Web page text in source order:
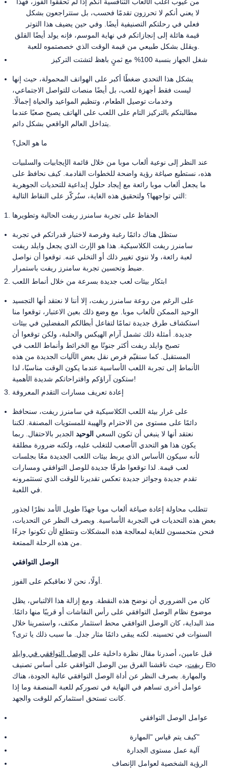
لا يعني أنكم لا تحرزون تقدمًا فحسب، بل ستتراجعون بشكل
فعلي في رحلتكم التصنيفية أيضًا. وفي حين يضيف هذا التوتر
قيمة هائلة إلى إنجازاتكم في نهاية الموسم، فإنه يولد أيضًا القلق
شغل الجهاز بنسبة 100% مع ثمنٍ باهظ لتشتت التركيز
يشكل هذا التحدي ضغطًا أكبر على الهواتف المحمولة، حيث إنها
ليست فقط أجهزة للعب، بل أيضًا منصات للتواصل الاجتماعي،
وخدمات توصيل الطعام، وتنظيم المواعيد والحياة إجمالًا.
مطالبتكم بالتركيز التام على اللعب على الهاتف يصبح صعبًا عندما
ما هو الحل؟
عند النظر إلى نوعية ألعاب موبا من خلال قائمة الإيجابيات والسلبيات
هذه، نستطيع صياغة رؤية واضحة للخطوات القادمة. كيف نحافظ على
ما يجعل ألعاب موبا رائعة مع إيجاد حلول إبداعية للتحديات الجوهرية
التي تواجهها؟ ولتحقيق هذه الغاية، سنُركّز على النقاط التالية:
الحفاظ على تجربة سامنرز ريفت الحالية وتطويرها
ستظل هناك دائمًا رغبة وفرصة لاختبار قدراتكم في تجربة
سامنرز ريفت الكلاسيكية. هذا هو الإرث الذي يجعل وايلد ريفت
لعبة رائعة، ولا ننوي تغيير ذلك أو التخلي عنه. توقعوا أن نواصل
ابتكار بيئات لعب جديدة بسرعة من خلال أنماط اللعب
على الرغم من روعة سامنرز ريفت، إلا أننا لا نعتقد أنها التجسيد
الوحيد الممكن لألعاب موبا. مع وضع ذلك بعين الاعتبار، توقعوا منا
استكشاف طرق جديدة تمامًا لتفاعل أبطالكم المفضلين في بيئات
جديدة. أمثلة ذلك تشمل آرام الهيكس والحلبة، ولكن توقعوا أن
تصبح وايلد ريفت أكثر جنونًا مع الخرائط وأنماط اللعب في
المستقبل. كما سنقيّم فرص نقل بعض الآليات الجديدة من هذه
الأنماط إلى تجربة اللعب الأساسية عندما يكون الوقت مناسبًا، لذا
ستكون آراؤكم واقتراحاتكم شديدة الأهمية!
إعادة تعريف مسارات التقدم المعروفة
على غرار بيئة اللعب الكلاسيكية في سامنرز ريفت، سنحافظ
دائمًا على مستوى من الاحترام والهيبة للمستويات المصنفة. لكننا
نعتقد أنها لا ينبغي أن تكون السعي الوحيد الجدير بالاحتفال. ربما
يكون هذا هو التحدي الأصعب للتغلب عليه، ولكنه ضرورة مطلقة
لأنه سيكون الأساس الذي يربط بيئات اللعب الجديدة معًا بجلسات
لعب قيمة. لذا توقعوا طرقًا جديدة للوصل التوافقي ومسارات
تقدم جديدة وجوائز جديدة تعكس تقديرنا للوقت الذي تستثمرونه
تتطلب محاولة إعادة صياغة ألعاب موبا جهدًا طويل الأمد نظرًا لجذور
بعض هذه التحديات في التجربة الأساسية. وبصرف النظر عن التحديات،
فنحن متحمسون للغاية لمعالجة هذه المشكلات ونتطلع لأن تكونوا جزءًا
الوصل التوافقي
كان من الضروري أن نوضح هذه النقطة. ومع إزالة هذا الالتباس، يظل
موضوع نظام الوصل التوافقي على رأس النقاشات أو قريبًا منها دائمًا.
منذ البداية، كان الوصل التوافقي محط استثمار مكثف، واستمرينا خلال
السنوات في تحسينه. لكنه يبقى دائمًا مثار جدل. ما سبب ذلك يا ترى؟
قبل عامين، أصدرنا مقال نظرة داخلية على الوصل التوافقي في وايلد
ريفت، حيث ناقشنا الفرق بين الوصل التوافقي على أساس تصنيف Elo
والمهارة. بصرف النظر عن أداة الوصل التوافقي عالية الجودة، هناك
عوامل أخرى تساهم في النهاية في تصوركم للعبة المنصفة وما إذا
عوامل الوصل التوافقي
كيف يتم قياس "المهارة"
آلية عمل مستوى الجدارة
الرؤية الشخصية لعوامل الإنصاف